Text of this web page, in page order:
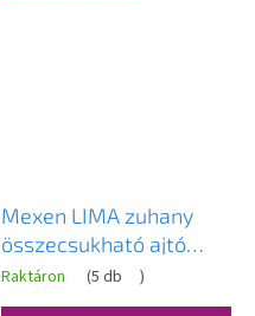
Mexen LIMA zuhany
összecsukható ajtó
zuhanykabinhoz 80 cm,
856-080-000-01-00
Raktáron (5 db )